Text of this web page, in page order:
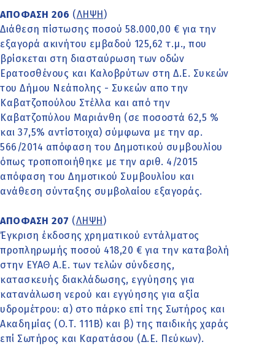
ΑΠΟΦΑΣΗ 206 (ΛΗΨΗ )
Διάθεση πίστωσης ποσού 58.000,00 € για την
εξαγορά ακινήτου εμβαδού 125,62 τ.μ., που
βρίσκεται στη διασταύρωση των οδών
Ερατοσθένους και Καλοβρύτων στη Δ.Ε. Συκεών
του Δήμου Νεάπολης - Συκεών απο την
Καβατζοπούλου Στέλλα και από την
Καβατζοπύλου Μαριάνθη (σε ποσοστά 62,5 %
και 37,5% αντίστοιχα) σύμφωνα με την αρ.
566/2014 απόφαση του Δημοτικού συμβουλίου
όπως τροποποιήθηκε με την αριθ. 4/2015
απόφαση του Δημοτικού Συμβουλίου και
ανάθεση σύνταξης συμβολαίου εξαγοράς.
ΑΠΟΦΑΣΗ 207 (ΛΗΨΗ )
Έγκριση έκδοσης χρηματικού εντάλματος
προπληρωμής ποσού 418,20 € για την καταβολή
στην ΕΥΑΘ Α.Ε. των τελών σύνδεσης,
κατασκευής διακλάδωσης, εγγύησης για
κατανάλωση νερού και εγγύησης για αξία
υδρομέτρου: α) στο πάρκο επί της Σωτήρος και
Ακαδημίας (Ο.Τ. 111Β) και β) της παιδικής χαράς
επί Σωτήρος και Καρατάσου (Δ.Ε. Πεύκων).